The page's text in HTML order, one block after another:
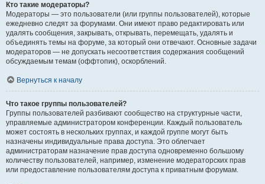
Кто такие модераторы?
Модераторы — это пользователи (или группы пользователей), которые
ежедневно следят за форумами. Они имеют право редактировать или
удалять сообщения, закрывать, открывать, перемещать, удалять и
объединять темы на форуме, за который они отвечают. Основные задачи
модераторов — не допускать несоответствия содержания сообщений
обсуждаемым темам (оффтопик), оскорблений.
Вернуться к началу
Что такое группы пользователей?
Группы пользователей разбивают сообщество на структурные части,
управляемые администратором конференции. Каждый пользователь
может состоять в нескольких группах, и каждой группе могут быть
назначены индивидуальные права доступа. Это облегчает
администраторам назначение прав доступа одновременно большому
количеству пользователей, например, изменение модераторских прав
или предоставление пользователям доступа к приватным форумам.